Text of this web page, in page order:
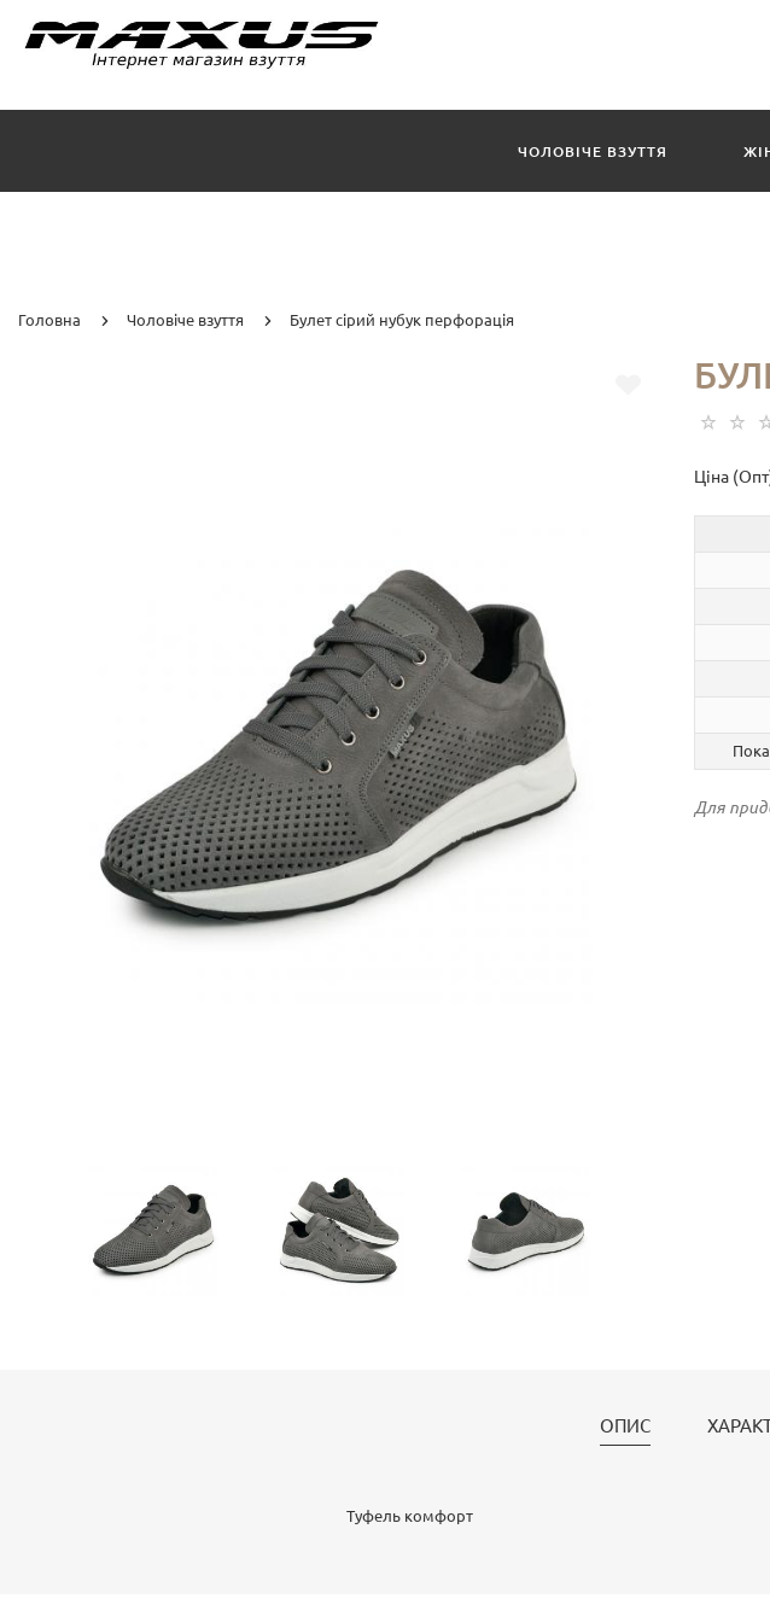
ЧОЛОВІЧЕ ВЗУТТЯ
Головна Чоловіче взуття Булет сірий нубук перфорація
Ціна
Для
ОПИС
Туфель комфорт